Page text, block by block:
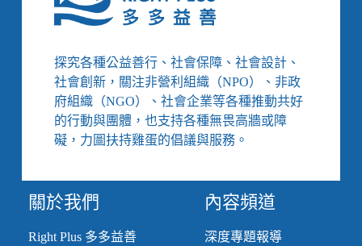
探究各種公益善行、社會保障、社會設計、
社會創新，關注非營利組織（NPO）、非政
府組織（NGO）、社會企業等各種推動共好
的行動與團體，也支持各種無畏高牆或障
礙，力圖扶持雞蛋的倡議與服務。
關於我們
Right Plus 多多益善
內容頻道
深度專題報導